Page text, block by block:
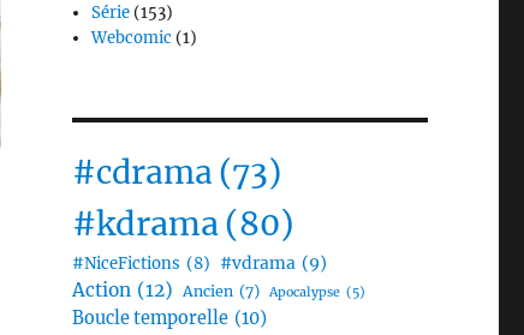
Série (153)
Webcomic (1)
#cdrama (73)
#kdrama(80)
#NiceFictions (8) #vdrama (9)
Action (12) Ancien (7) Apocalypse (5)
Boucle temporelle (10)